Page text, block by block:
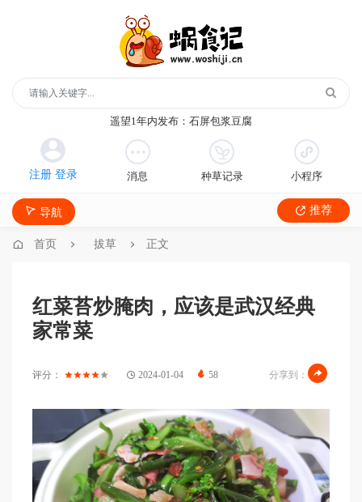
玻璃鞋1年内发布：沿河沙子空心李
云散说再见1年内发布：红宝石鲜奶小方
月季1年内发布：森永松饼粉
月季1年内发布：绿柳居青团
云散说再见1年内发布：红宝石鲜奶小方
遥望1年内发布：石屏包浆豆腐
消息 种草记录 小程序
导航 推荐
首页 拔草 正文
红菜苔炒腌肉，应该是武汉经典
家常菜
评分： 2024-01-04 58 分享到：